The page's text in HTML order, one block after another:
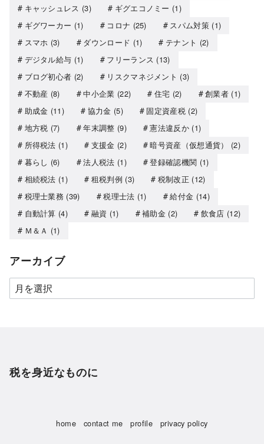
キャッシュレス (3) ギグエコノミー (1)
ギグワーカー (1) コロナ (25) スパム対策(1)
スマホ (3) ダウンロード (1) テナント (2)
デジタル給与 (1) フリーランス (13)
ブログ初心者 (2) リスクマネジメント (3)
不動産 (8) 中小企業 (22) 住宅 (2) 創業者 (1)
助成金 (11) 協力金 (5) 固定資産税(2)
地方税 (7) 年末調整 (9) 憲法違反か(1)
所得税法 (1) 支援金 (2) 暗号資産（仮想通貨）
(2)
暮らし (6) 法人税法 (1) 登録確認機関 (1)
相続税法 (1) 租税判例 (3) 税制改正 (12)
税理士業務 (39) 税理士法 (1) 給付金 (14)
自動計算 (4) 融資 (1) 補助金 (2) 飲食店 (12)
Ｍ＆Ａ (1)
アーカイブ
税を身近なものに
home contact me profile privacy policy